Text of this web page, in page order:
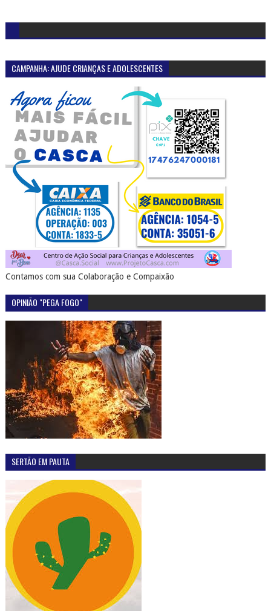
CAMPANHA: AJUDE CRIANÇAS E ADOLESCENTES
Contamos com sua Colaboração e Compaixão
OPINIÃO "PEGA FOGO"
SERTÃO EM PAUTA